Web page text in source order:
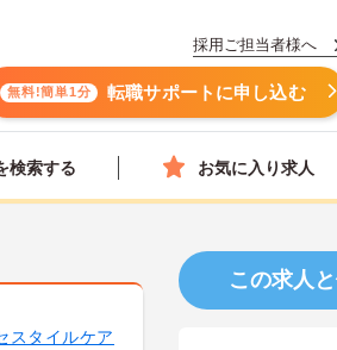
採用ご担当者様へ
無料!簡単1分 転職サポートに申し込む
検索する お気に入り求人
スタイルケア
この求人